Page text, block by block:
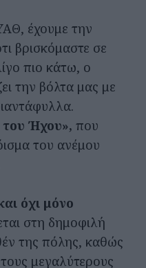
έχουμε την
βρισκόμαστε σε
πιο κάτω, ο
την βόλτα μας με
Ήχου», που
του ανέμου
όχι μόνο
στη δημοφιλή
της πόλης, καθώς
μεγαλύτερους